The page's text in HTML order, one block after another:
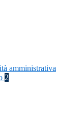
amministrativa
2